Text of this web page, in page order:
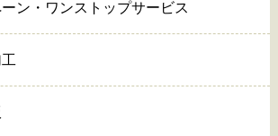
ン・ワンストップサービス